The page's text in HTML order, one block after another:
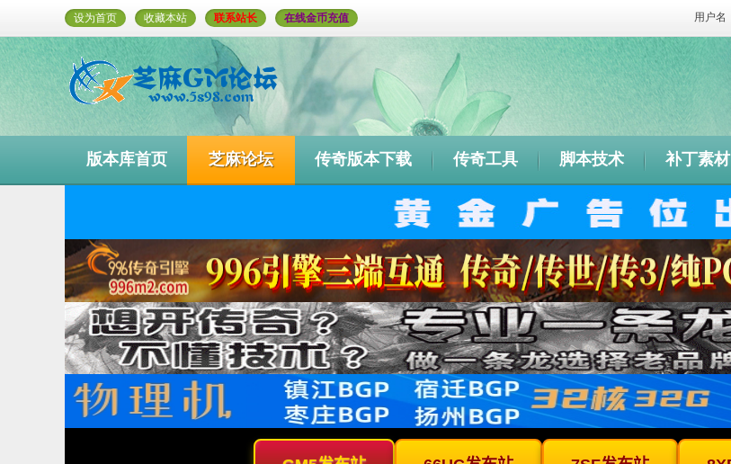
设为首页 收藏本站 联系站长 在线金币充值 用户名
版本库首页 芝麻论坛 传奇版本下载 传奇工具 脚本技术 补丁素材